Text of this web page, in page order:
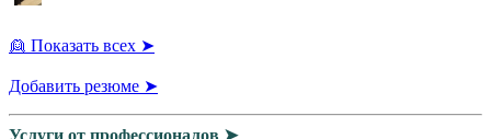
👱 Показать всех ➤
Добавить резюме ➤
Услуги от профессионалов ➤